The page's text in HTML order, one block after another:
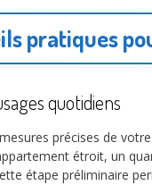
pratiques
quotidiens
précises de
étroit, un
étape préliminaire